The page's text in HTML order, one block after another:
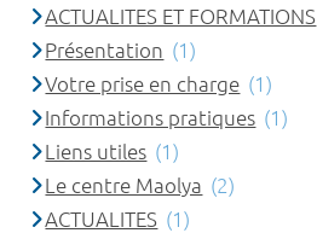
ACTUALITES ET FORMATIONS
Présentation (1)
Votre prise en charge (1)
Informations pratiques (1)
Liens utiles (1)
Le centre Maolya (2)
ACTUALITES (1)